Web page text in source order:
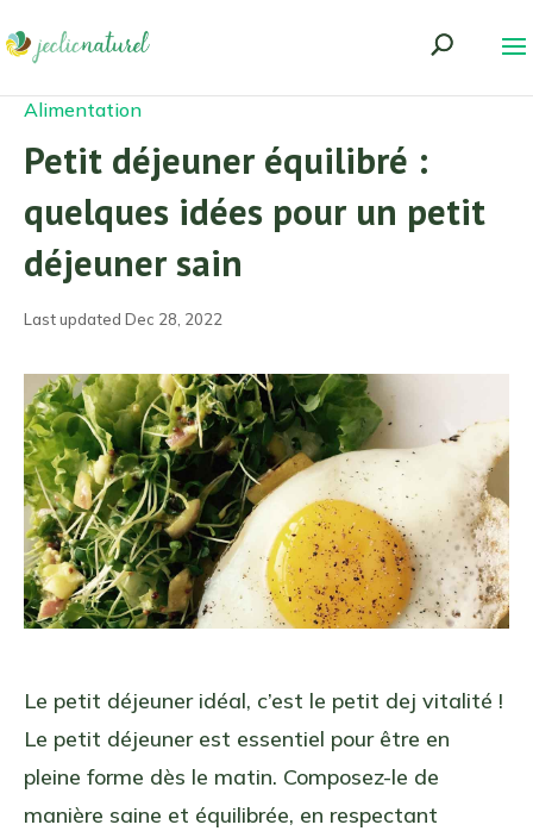
Alimentation
Petit déjeuner équilibré :
quelques idées pour un petit
déjeuner sain
Last updated Dec 28, 2022
Le petit déjeuner idéal, c’est le petit dej vitalité !
Le petit déjeuner est essentiel pour être en
pleine forme dès le matin. Composez-le de
manière saine et équilibrée, en respectant